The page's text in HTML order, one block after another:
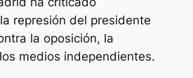
represión del presidente
la oposición, la
medios independientes.